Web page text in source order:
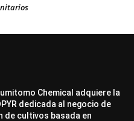
Chemical adquiere la
dedicada al negocio de
de cultivos basada en